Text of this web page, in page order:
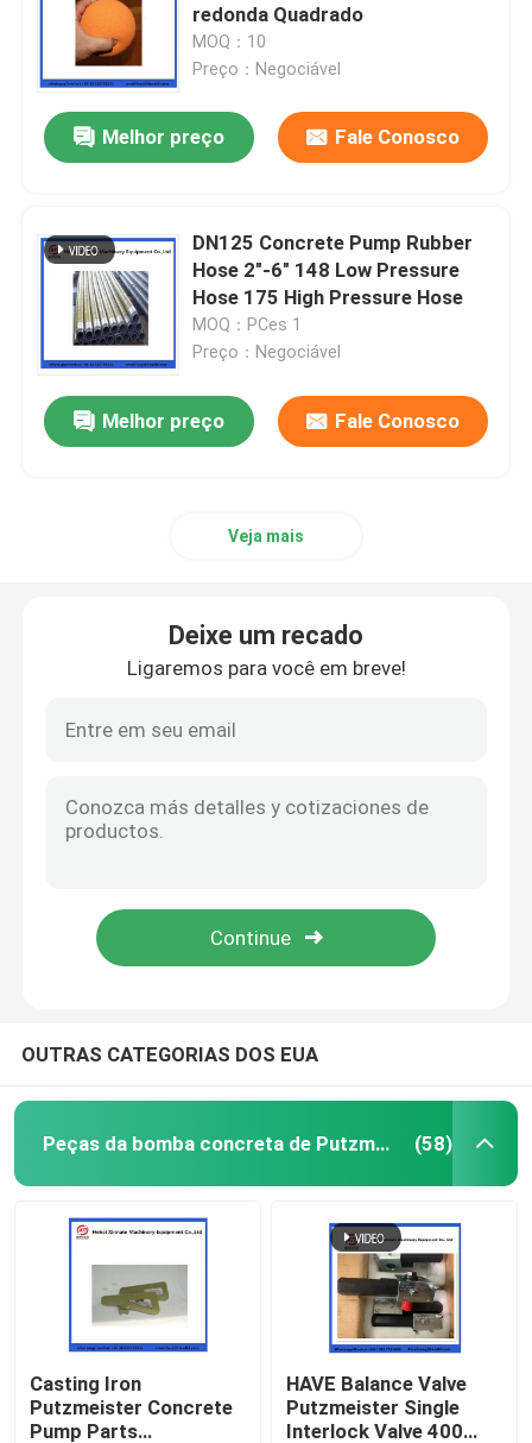
Produtos
Vídeos
redonda Quadrado
MOQ：10
Preço：Negociável
Melhor preço Fale Conosco
DN125 Concrete Pump Rubber
Hose 2"-6" 148 Low Pressure
Hose 175 High Pressure Hose
MOQ：PCes 1
Preço：Negociável
Melhor preço Fale Conosco
Veja mais
Deixe um recado
Ligaremos para você em breve!
OUTRAS CATEGORIAS DOS EUA
Peças da bomba concreta de Putzmeister (58)
Casting Iron
Putzmeister Concrete
Pump Parts
HAVE Balance Valve
Putzmeister Single
Interlock Valve 400